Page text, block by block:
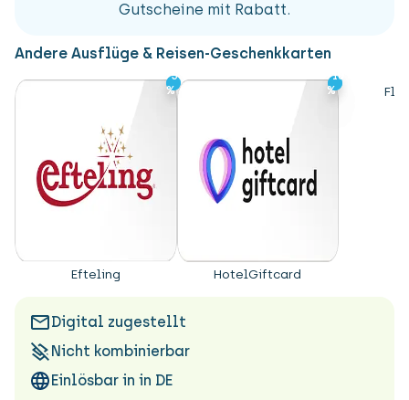
Gutscheine mit Rabatt.
Andere Ausflüge & Reisen-Geschenkkarten
-5
%
-5
%
Efteling
-10
%
-10
%
HotelGiftcard
Digital zugestellt
Nicht kombinierbar
Einlösbar in in DE